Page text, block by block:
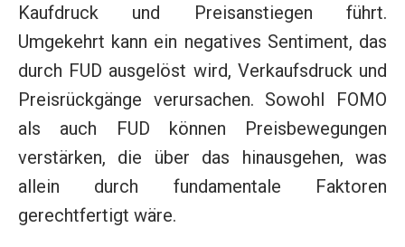
Kaufdruck und Preisanstiegen führt.
Umgekehrt kann ein negatives Sentiment, das
durch FUD ausgelöst wird, Verkaufsdruck und
Preisrückgänge verursachen. Sowohl FOMO
als auch FUD können Preisbewegungen
verstärken, die über das hinausgehen, was
allein durch fundamentale Faktoren
gerechtfertigt wäre.